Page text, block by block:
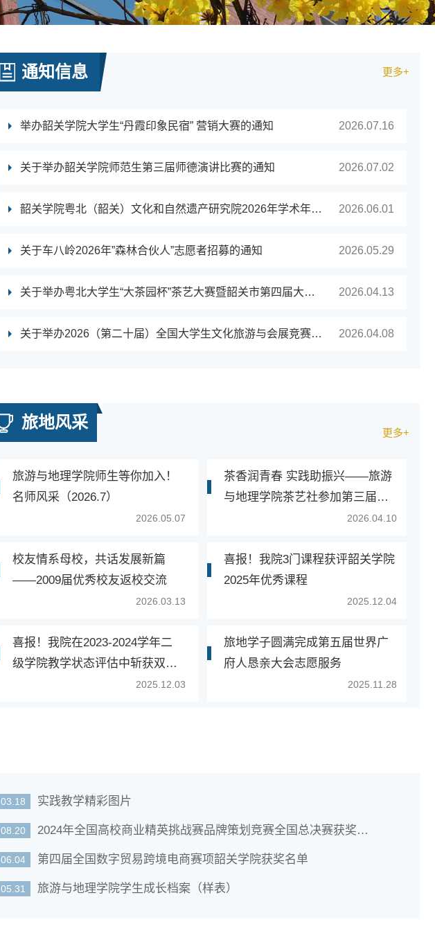
通知信息 更多+
举办韶关学院大学生“丹霞印象民宿” 营销大赛的通知 2026.07.16
关于举办韶关学院师范生第三届师德演讲比赛的通知 2026.07.02
韶关学院粤北（韶关）文化和自然遗产研究院2026年学术年会暨文化和自然遗产日活动公告 2026.06.01
关于车八岭2026年”森林合伙人”志愿者招募的通知 2026.05.29
关于举办粤北大学生“大茶园杯”茶艺大赛暨韶关市第四届大学生茶艺邀请赛的通知 2026.04.13
关于举办2026（第二十届）全国大学生文化旅游与会展竞赛的通知 2026.04.08
旅地风采
更多+
旅游与地理学院师生等你加入！
名师风采（2026.7）
2026.05.07
茶香润青春 实践助振兴——旅游
与地理学院茶艺社参加第三届金
2026.04.10
校友情系母校，共话发展新篇
——2009届优秀校友返校交流
2026.03.13
喜报！我院3门课程获评韶关学院
2025年优秀课程
2025.12.04
喜报！我院在2023-2024学年二
级学院教学状态评估中斩获双一
2025.12.03
旅地学子圆满完成第五届世界广
府人恳亲大会志愿服务
2025.11.28
03.18 实践教学精彩图片
08.20 2024年全国高校商业精英挑战赛品牌策划竞赛全国总决赛获奖名单
06.04 第四届全国数字贸易跨境电商赛项韶关学院获奖名单
05.31 旅游与地理学院学生成长档案（样表）